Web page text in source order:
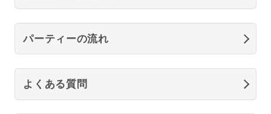
パーティーの流れ
よくある質問